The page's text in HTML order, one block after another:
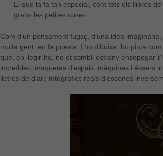
El que la fa tan especial, com tots els llibres
grans les petites coses.
Com d’un pensament fugaç, d’una idea
molta gent, en fa poesia. I ho dibuixa, ho pinta
que, en llegir-ho, no et sembli estrany ensopegar-
increïbles; maquetes d’espais, màquines i éssers
lletres de diari; fotografies reals d’escenes